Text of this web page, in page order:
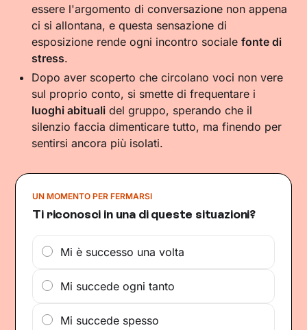
essere l'argomento di conversazione non appena
ci si allontana, e questa sensazione di
esposizione rende ogni incontro socialefonte di
stress.
Dopo aver scoperto che circolano voci non vere
sul proprio conto, si smette di frequentare i
luoghi abituali del gruppo, sperando che il
silenzio faccia dimenticare tutto, ma finendo per
sentirsi ancora più isolati.
UN MOMENTO PER FERMARSI
Ti riconosci in una di queste situazioni?
Mi è successo una volta
Mi succede ogni tanto
Mi succede spesso